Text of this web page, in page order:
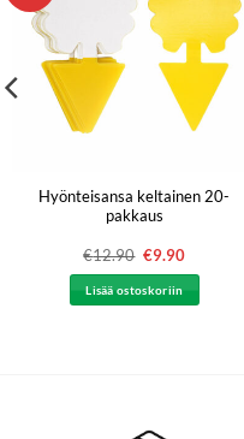
Hyönteisansa keltainen 20-
pakkaus
€12.90 Alkuperäinen
oli:
€12.90.
€9.90
Lisää ostoskoriin